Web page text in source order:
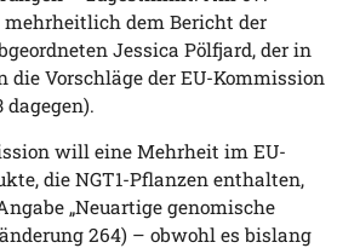
mehrheitlich dem Bericht der
Jessica Pölfjard, der in
Vorschläge der EU-Kommission
dagegen).
will eine Mehrheit im EU-
die NGT1-Pflanzen enthalten,
„Neuartige genomische
264) – obwohl es bislang